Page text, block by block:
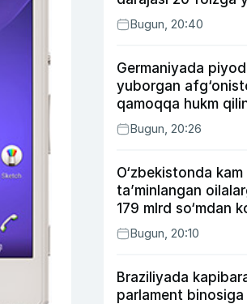
Bugun, 20:40
Germaniyada
yuborgan
qamoqqa hukm
Bugun, 20:26
O‘zbekistonda kam
ta’minlangan
179 mlrd so‘mdan
ijtimoiy keshbek
Bugun, 20:10
Braziliyada
parlament